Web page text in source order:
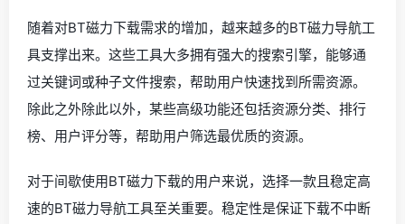
随着对BT磁力下载需求的增加，越来越多的BT磁力导航工
具支撑出来。这些工具大多拥有强大的搜索引擎，能够通
过关键词或种子文件搜索，帮助用户快速找到所需资源。
除此之外除此以外，某些高级功能还包括资源分类、排行
榜、用户评分等，帮助用户筛选最优质的资源。
对于间歇使用BT磁力下载的用户来说，选择一款且稳定高
速的BT磁力导航工具至关重要。稳定性是保证下载不中断